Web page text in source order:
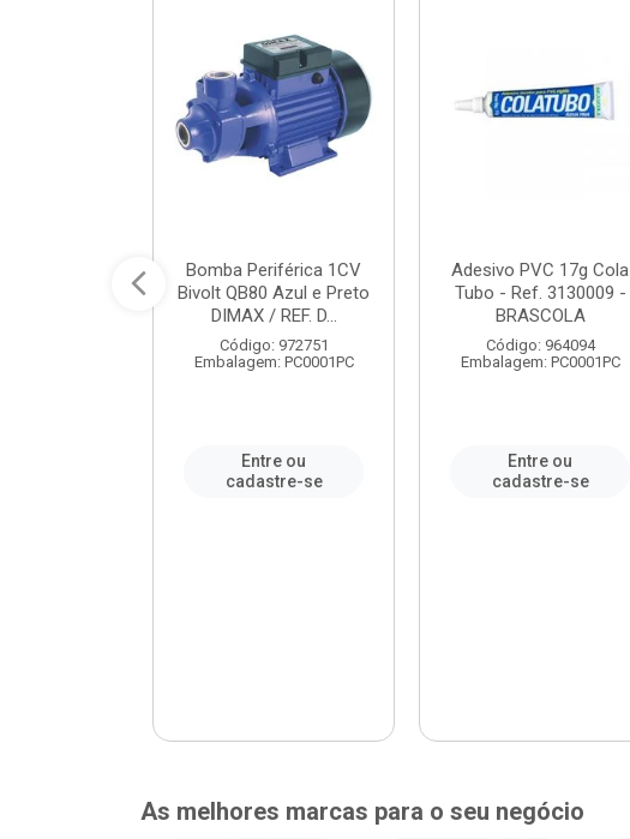
Bomba Periférica 1CV
Bivolt QB80 Azul e Preto
DIMAX / REF. D...
Código: 972751
Embalagem: PC0001PC
Entre ou
cadastre-se
Adesivo PVC 17g Cola
Tubo - Ref. 3130009 -
BRASCOLA
Código: 964094
Embalagem: PC0001PC
Entre ou
cadastre-se
As melhores marcas para o seu negócio